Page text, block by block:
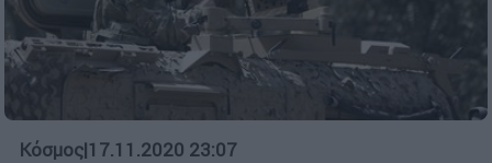
Κόσμος|17.11.2020 23:07